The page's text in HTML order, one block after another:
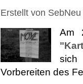
Erstellt von
Am
sich
Vorbereiten des